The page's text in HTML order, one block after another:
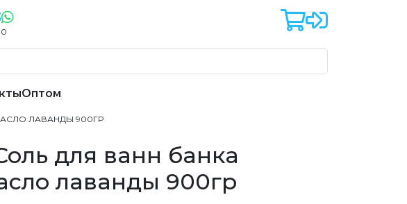
Оптом
ЛАВАНДЫ 900ГР
для ванн банка
лаванды 900гр